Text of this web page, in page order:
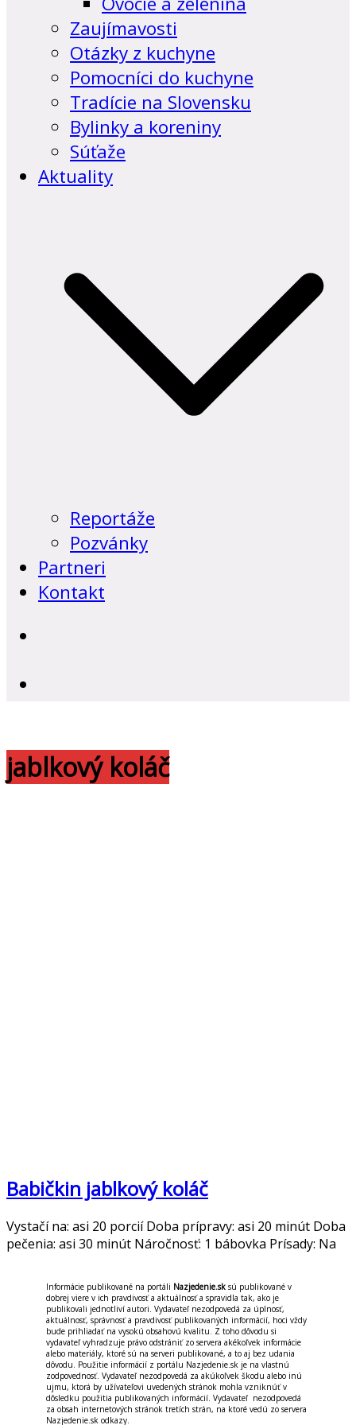
Zaujímavosti
Otázky z kuchyne
Pomocníci do kuchyne
Tradície na Slovensku
Bylinky a koreniny
Súťaže
Aktuality
Reportáže
Pozvánky
Partneri
Kontakt
jablkový koláč
Babičkin jablkový koláč
Vystačí na: asi 20 porcií Doba prípravy: asi 20 minút Doba
pečenia: asi 30 minút Náročnosť: 1 bábovka Prísady: Na
Informácie publikované na portáli Nazjedenie.sk sú publikované v
dobrej viere v ich pravdivosť a aktuálnosť a spravidla tak, ako je
publikovali jednotliví autori. Vydavateľ nezodpovedá za úplnosť,
aktuálnosť, správnosť a pravdivosť publikovaných informácií, hoci vždy
bude prihliadať na vysokú obsahovú kvalitu. Z toho dôvodu si
vydavateľ vyhradzuje právo odstrániť zo servera akékoľvek informácie
alebo materiály, ktoré sú na serveri publikované, a to aj bez udania
dôvodu. Použitie informácií z portálu Nazjedenie.sk je na vlastnú
zodpovednosť. Vydavateľ nezodpovedá za akúkoľvek škodu alebo inú
ujmu, ktorá by užívateľovi uvedených stránok mohla vzniknúť v
dôsledku použitia publikovaných informácií. Vydavateľ nezodpovedá
za obsah internetových stránok tretích strán, na ktoré vedú zo servera
Nazjedenie.sk odkazy.